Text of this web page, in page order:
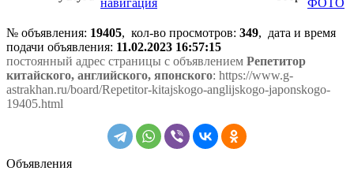
№ объявления: 19405, кол-во просмотров: 349, дата и время
подачи объявления: 11.02.2023 16:57:15
постоянный адрес страницы с объявлением Репетитор
китайского, английского, японского: https://www.g-
astrakhan.ru/board/Repetitor-kitajskogo-anglijskogo-japonskogo-
19405.html
Объявления